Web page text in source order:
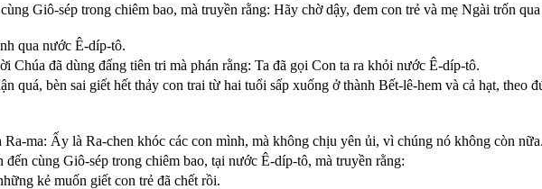
Giô-sép trong chiêm bao, mà truyền rằng: Hãy chờ dậy, đem con trẻ và mẹ Ngài trốn
qua nước Ê-díp-tô.
đã dùng đấng tiên tri mà phán rằng: Ta đã gọi Con ta ra khỏi nước Ê-díp-tô.
quá, bèn sai giết hết thảy con trai từ hai tuổi sấp xuống ở thành Bết-lê-hem và cả hạt, theo
ma: Ấy là Ra-chen khóc các con mình, mà không chịu yên ủi, vì chúng nó không còn nữa.
cùng Giô-sép trong chiêm bao, tại nước Ê-díp-tô, mà truyền rằng:
kẻ muốn giết con trẻ đã chết rồi.